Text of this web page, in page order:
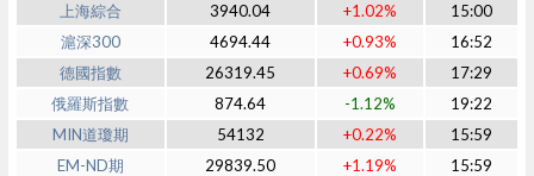
上海綜合
3940.04 +1.02%
15:00
滬深300
4694.44 +0.93%
16:52
德國指數
26319.45 +0.69%
17:29
俄羅斯指數
874.64 -1.12%
19:22
MIN道瓊期
54132 +0.22%
15:59
EM-ND期
29839.50 +1.19%
15:59